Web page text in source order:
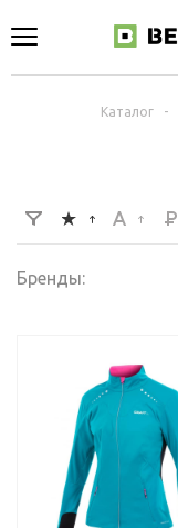
Каталог -
Бренды: